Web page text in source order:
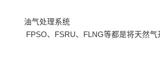
油气处理系统
FPSO、FSRU、FLNG等都是将天然